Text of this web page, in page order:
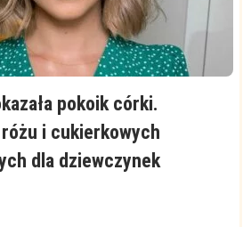
pokoik córki.
i cukierkowych
dla dziewczynek